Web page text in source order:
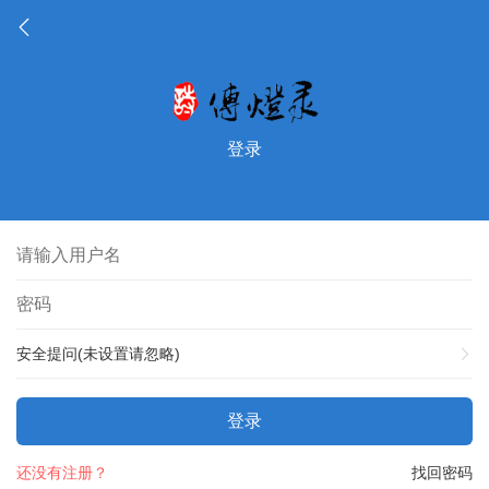
登录
安全提问(未设置请忽略)
登录
找回密码
还没有注册？